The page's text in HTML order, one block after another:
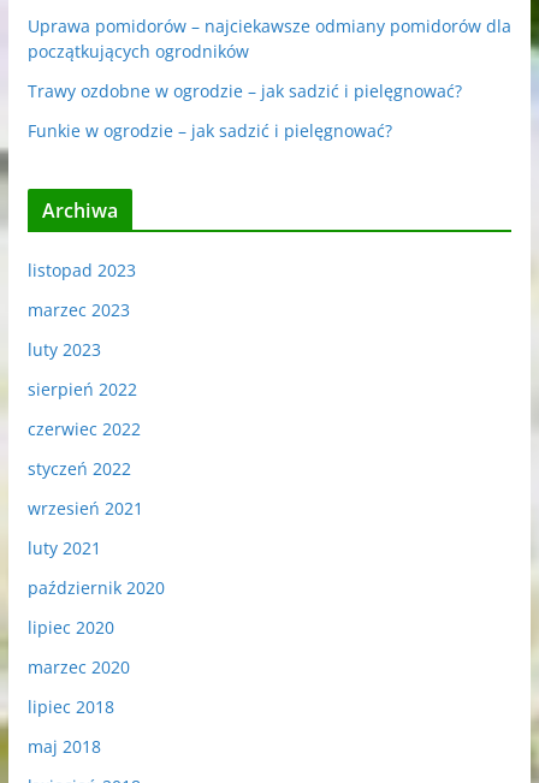
Uprawa pomidorów – najciekawsze odmiany pomidorów dla
początkujących ogrodników
Trawy ozdobne w ogrodzie – jak sadzić i pielęgnować?
Funkie w ogrodzie – jak sadzić i pielęgnować?
Archiwa
listopad 2023
marzec 2023
luty 2023
sierpień 2022
czerwiec 2022
styczeń 2022
wrzesień 2021
luty 2021
październik 2020
lipiec 2020
marzec 2020
lipiec 2018
maj 2018